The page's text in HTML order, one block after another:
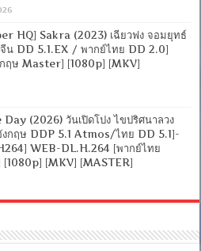
HQ] Sakra (2023) เฉียวฟง จอมยุทธ์
จีน DD 5.1.EX / พากย์ไทย DD 2.0]
กฤษ Master] [1080p] [MKV]
(2026) วันเปิดโปง ไขปริศนาลวง
งกฤษ DDP 5.1 Atmos/ไทย DD 5.1]-
WEB-DL.H.264 [พากย์ไทย
[1080p] [MKV] [MASTER]